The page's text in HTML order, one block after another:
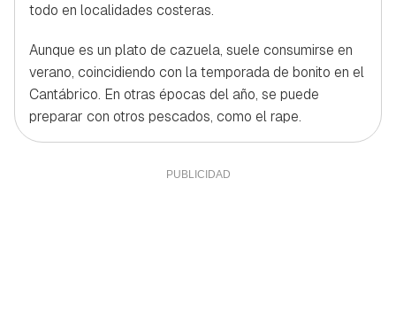
todo en localidades costeras.
Aunque es un plato de cazuela, suele consumirse en
verano, coincidiendo con la temporada de bonito en el
Cantábrico. En otras épocas del año, se puede
preparar con otros pescados, como el rape.